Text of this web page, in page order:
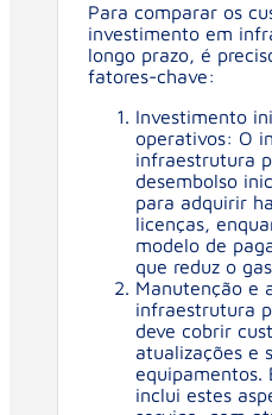
Para comparar os
investimento em
longo prazo, é
fatores-chave:
Investimento
operativos: O
infraestrutura
desembolso
para adquirir
licenças,
modelo de
que reduz o
Manutenção e
infraestrutura
deve cobrir
atualizações e
equipamentos.
inclui estes